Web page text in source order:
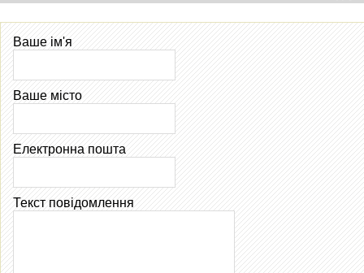
Ваше ім'я
Ваше місто
Електронна пошта
Текст повідомлення